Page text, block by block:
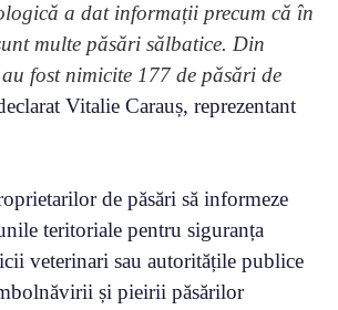
a dat informații precum că în
multe păsări sălbatice. Din
fost nimicite 177 de păsări de
Vitalie Carauș, reprezentant
de păsări să informeze
teritoriale pentru siguranța
veterinari sau autoritățile publice
și pieirii păsărilor